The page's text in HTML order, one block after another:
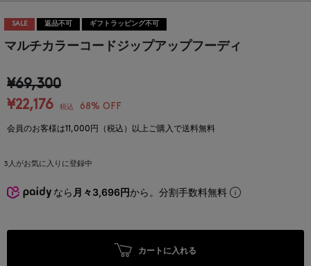
SALE 返品不可 ギフトラッピング不可
マルチカラーコードジップアップフーディ
¥69,300
¥22,176
税込 68% OFF
会員のお客様は11,000円（税込）以上ご購入で送料無料
3 人がお気に入りに登録中
なら 月々3,696円から。分割手数料無料
カートに入れる